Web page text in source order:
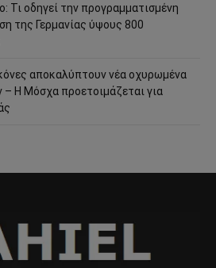
Τι οδηγεί την προγραμματισμένη
της Γερμανίας ύψους 800
αποκαλύπτουν νέα οχυρωμένα
Η Μόσχα προετοιμάζεται για